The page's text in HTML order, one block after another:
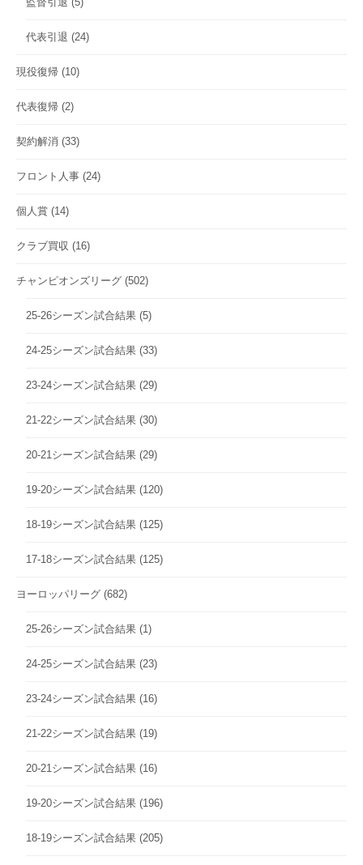
代表引退 (24)
現役復帰 (10)
代表復帰 (2)
契約解消 (33)
フロント人事 (24)
個人賞 (14)
クラブ買収 (16)
チャンピオンズリーグ (502)
25-26シーズン試合結果 (5)
24-25シーズン試合結果 (33)
23-24シーズン試合結果 (29)
21-22シーズン試合結果 (30)
20-21シーズン試合結果 (29)
19-20シーズン試合結果 (120)
18-19シーズン試合結果 (125)
17-18シーズン試合結果 (125)
ヨーロッパリーグ (682)
25-26シーズン試合結果 (1)
24-25シーズン試合結果 (23)
23-24シーズン試合結果 (16)
21-22シーズン試合結果 (19)
20-21シーズン試合結果 (16)
19-20シーズン試合結果 (196)
18-19シーズン試合結果 (205)